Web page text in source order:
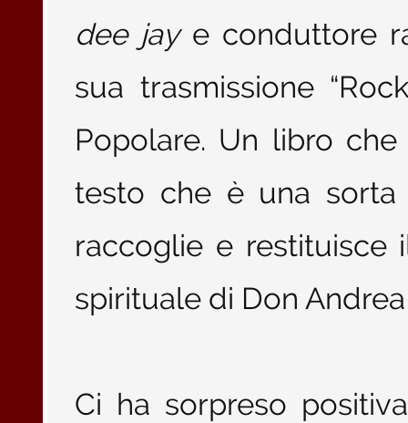
dee jaye conduttore
sua trasmissione
Popolare. Un libro
testo che è una sorta
raccoglie e restituisce
spirituale di Don
Ci ha sorpreso